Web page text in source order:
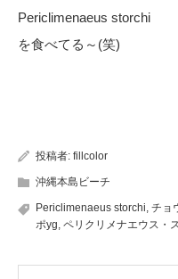
Periclimenaeus storchi
を食べてる～(笑)
投稿者: fillcolor
沖縄本島ビーチ
Periclimenaeus storchi, チョ
ポyg, ペリクリメナエウス・